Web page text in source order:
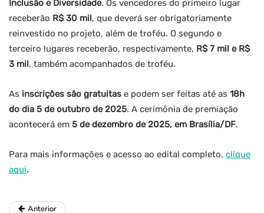
Inclusão e Diversidade. Os vencedores do primeiro lugar
receberão R$ 30 mil, que deverá ser obrigatoriamente
reinvestido no projeto, além de troféu. O segundo e
terceiro lugares receberão, respectivamente, R$ 7 mil e R$
3 mil, também acompanhados de troféu.
As inscrições são gratuitas e podem ser feitas até as 18h
do dia 5 de outubro de 2025. A cerimônia de premiação
acontecerá em 5 de dezembro de 2025, em Brasília/DF.
Para mais informações e acesso ao edital completo, clique
aqui.
Anterior